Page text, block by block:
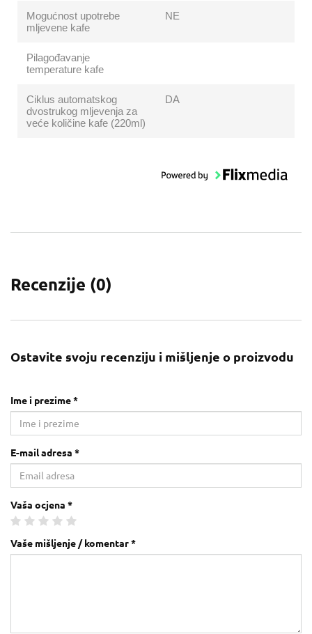
Mogućnost upotrebe
mljevene kafe
NE
Pilagođavanje
temperature kafe
Ciklus automatskog
dvostrukog mljevenja za
veće količine kafe (220ml)
DA
Recenzije (0)
Ostavite svoju recenziju i mišljenje o proizvodu
Ime i prezime *
E-mail adresa *
Vaša ocjena *
Vaše mišljenje / komentar *